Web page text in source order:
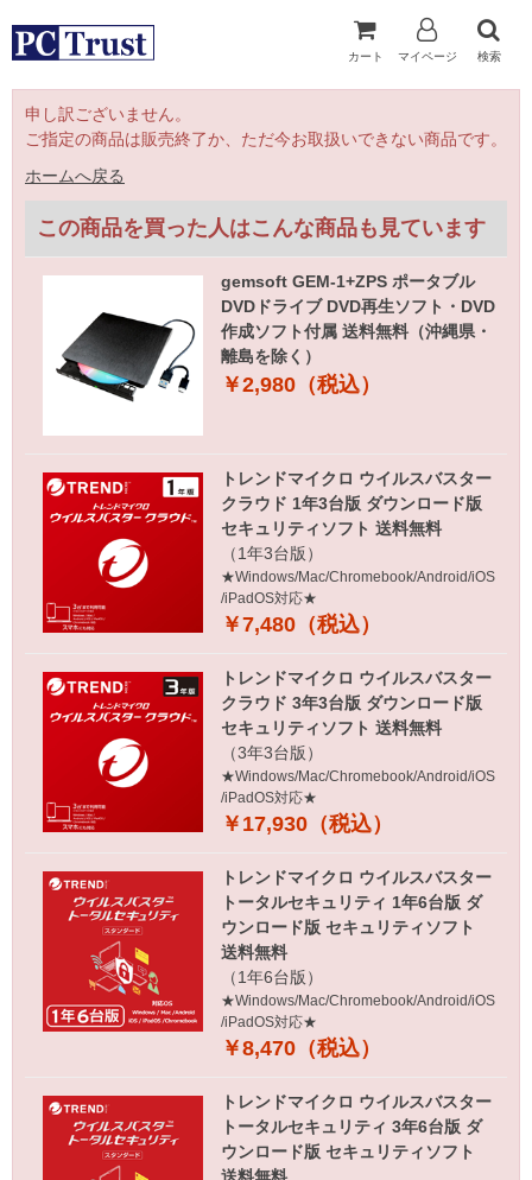
カート マイページ 検索
申し訳ございません。
ご指定の商品は販売終了か、ただ今お取扱いできない商品です。
ホームへ戻る
この商品を買った人はこんな商品も見ています
gemsoft GEM-1+ZPS ポータブル
DVDドライブ DVD再生ソフト・DVD
作成ソフト付属 送料無料（沖縄県・
離島を除く）
￥2,980（税込）
トレンドマイクロ ウイルスバスター
クラウド 1年3台版 ダウンロード版
セキュリティソフト 送料無料
（1年3台版）
★Windows/Mac/Chromebook/Android/iOS
/iPadOS対応★
￥7,480（税込）
トレンドマイクロ ウイルスバスター
クラウド 3年3台版 ダウンロード版
セキュリティソフト 送料無料
（3年3台版）
★Windows/Mac/Chromebook/Android/iOS
/iPadOS対応★
￥17,930（税込）
トレンドマイクロ ウイルスバスター
トータルセキュリティ 1年6台版 ダ
ウンロード版 セキュリティソフト
送料無料
（1年6台版）
★Windows/Mac/Chromebook/Android/iOS
/iPadOS対応★
￥8,470（税込）
トレンドマイクロ ウイルスバスター
トータルセキュリティ 3年6台版 ダ
ウンロード版 セキュリティソフト